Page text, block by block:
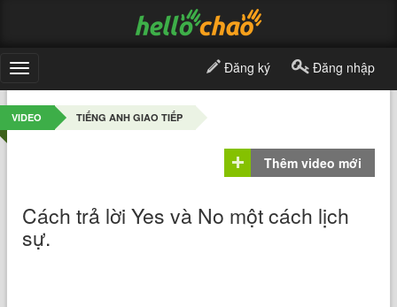
Toggle
navigation
Đăng ký Đăng nhập
VIDEO TIẾNG ANH GIAO TIẾP
Thêm video mới
Cách trả lời Yes và No một cách lịch
sự.